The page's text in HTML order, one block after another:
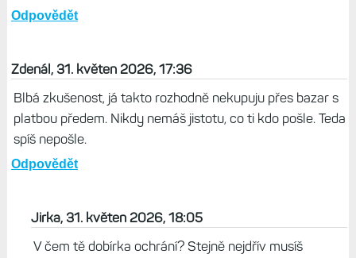
Odpovědět
Zdenál, 31. květen 2026, 17:36
Blbá zkušenost, já takto rozhodně nekupuju přes bazar s
platbou předem. Nikdy nemáš jistotu, co ti kdo pošle. Teda
spíš nepošle.
Odpovědět
Jirka, 31. květen 2026, 18:05
V čem tě dobírka ochrání? Stejně nejdřív musíš